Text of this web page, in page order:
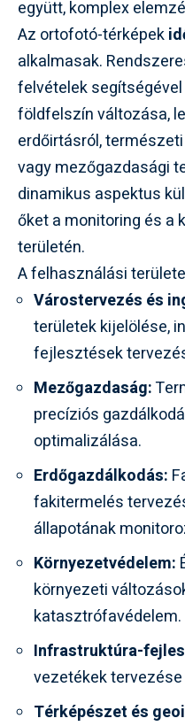
együtt, komplex
Az ortofotó-térképek
alkalmasak.
felvételek
földfelszín változása,
erdőirtásról,
vagy mezőgazdasági
dinamikus aspektus
őket a monitoring és a
területén.
A felhasználási
Várostervezés és
területek kijelölése,
fejlesztések
Mezőgazdaság:
precíziós
optimalizálása.
Erdőgazdálkodás:
fakitermelés
állapotának
Környezetvédelem:
környezeti
katasztrófavédelem.
Infrastruktúra-
vezetékek
Térképészet és